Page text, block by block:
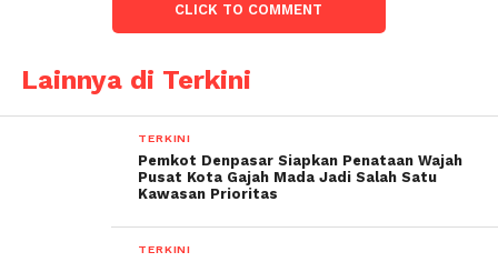
CLICK TO COMMENT
Lainnya di Terkini
TERKINI
Pemkot Denpasar Siapkan Penataan Wajah
Pusat Kota Gajah Mada Jadi Salah Satu
Kawasan Prioritas
TERKINI